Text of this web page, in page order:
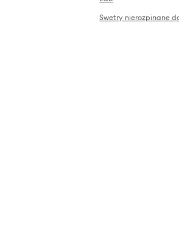
Swetry nierozpinane